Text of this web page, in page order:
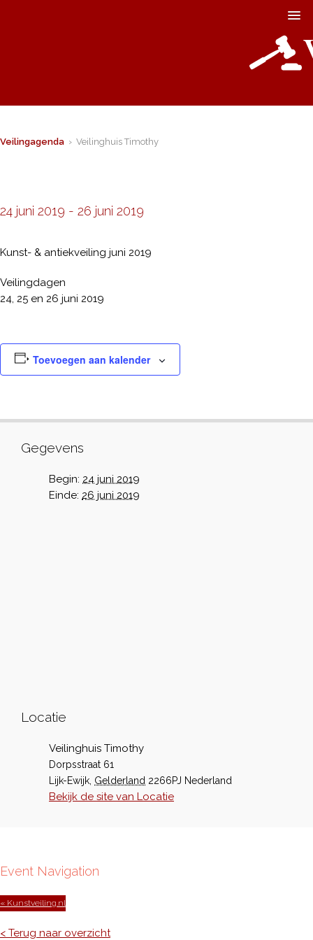
Veilingagenda › Veilinghuis Timothy
24 juni 2019 - 26 juni 2019
Kunst- & antiekveiling juni 2019
Veilingdagen
24, 25 en 26 juni 2019
Toevoegen aan kalender
Gegevens
Begin: 24 juni 2019
Einde: 26 juni 2019
Locatie
Veilinghuis Timothy
Dorpsstraat 61
Lijk-Ewijk Gelderland 2266PJ Nederland
Bekijk de site van Locatie
Event Navigation
« Kunstveiling.nl
< Terug naar overzicht